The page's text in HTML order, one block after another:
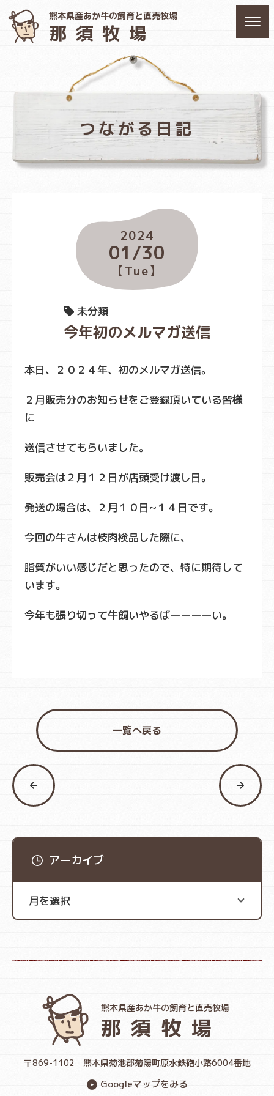
熊本県産あか牛の飼育と直売牧場
那須牧場
つながる日記
2024
01/30
【Tue】
未分類
今年初のメルマガ送信
本日、２０２４年、初のメルマガ送信。
２月販売分のお知らせをご登録頂いている皆様
に
送信させてもらいました。
販売会は２月１２日が店頭受け渡し日。
発送の場合は、２月１０日~１４日です。
今回の牛さんは枝肉検品した際に、
脂質がいい感じだと思ったので、特に期待して
います。
今年も張り切って牛飼いやるばーーーーい。
一覧へ戻る
アーカイブ
熊本県産あか牛の飼育と直売牧場
那須牧場
〒869-1102 熊本県菊池郡菊陽町原水鉄砲小路6004番地
Googleマップをみる